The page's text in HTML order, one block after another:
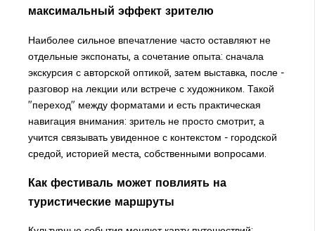
максимальный эффект зрителю
Наиболее сильное впечатление часто оставляют не
отдельные экспонаты, а сочетание опыта: сначала
экскурсия с авторской оптикой, затем выставка, после -
разговор на лекции или встрече с художником. Такой
"переход" между форматами и есть практическая
навигация внимания: зритель не просто смотрит, а
учится связывать увиденное с контекстом - городской
средой, историей места, собственными вопросами.
Как фестиваль может повлиять на
туристические маршруты